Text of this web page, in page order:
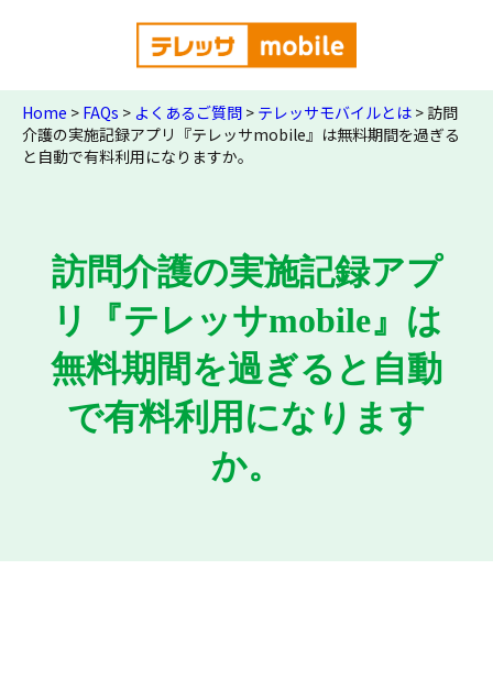
Home > FAQs > よくあるご質問 > テレッサモバイルとは > 訪問
介護の実施記録アプリ『テレッサmobile』は無料期間を過ぎる
と自動で有料利用になりますか。
訪問介護の実施記録アプ
リ『テレッサmobile』は
無料期間を過ぎると自動
で有料利用になります
か。